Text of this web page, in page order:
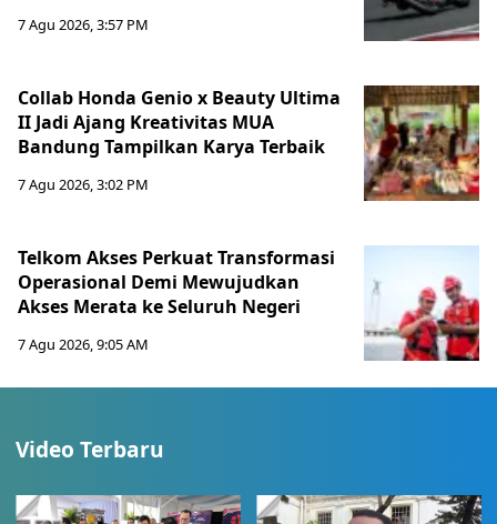
7 Agu 2026, 3:57 PM
Collab Honda Genio x Beauty Ultima
II Jadi Ajang Kreativitas MUA
Bandung Tampilkan Karya Terbaik
7 Agu 2026, 3:02 PM
Telkom Akses Perkuat Transformasi
Operasional Demi Mewujudkan
Akses Merata ke Seluruh Negeri
7 Agu 2026, 9:05 AM
Video Terbaru